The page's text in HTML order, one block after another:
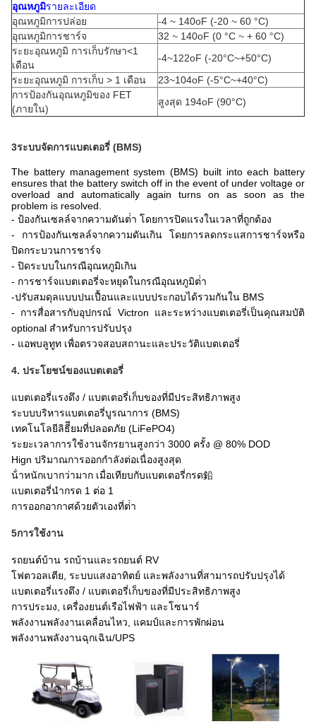
อุณหภูมิรายละเอียด
อุณหภูมิการปล่อย
-4 ~ 140oF (-20 ~ 60 °C)
อุณหภูมิการชาร์จ
32 ~ 140oF (0 °C ~ + 60 °C)
ระยะอุณหภูมิ การเก็บรักษา<1
เดือน
-4~122oF (-20°C~+50°C)
ระยะอุณหภูมิ การเก็บ > 1 เดือน
23~104oF (-5°C~+40°C)
การป้องกันอุณหภูมิของ FET
(ภายใน)
สูงสุด 194oF (90°C)
3ระบบจัดการแบตเตอรี่ (BMS)
The battery management system (BMS) built into each battery
ensures that the battery switch off in the event of under voltage or
overload and automatically again turns on as soon as the
problem is resolved.
- ป้องกันเซลล์จากความดันต่ํา โดยการปิดแรงในเวลาที่ถูกต้อง
- การป้องกันเซลล์จากความดันเกิน โดยการลดกระแสการชาร์จหรือ
ปิดกระบวนการชาร์จ
- ปิดระบบในกรณีอุณหภูมิเกิน
- การชาร์จแบตเตอรี่จะหยุดในกรณีอุณหภูมิต่ํา
-ปรับสมดุลแบบปนเปื้อนและแบบประกอบได้รวมกันใน BMS
- การสื่อสารกับอุปกรณ์ Victron และระหว่างแบตเตอรี่เป็นคุณสมบัติ
optional สําหรับการปรับปรุง
- แอพบลูทูท เพื่อตรวจสอบสถานะและประวัติแบตเตอรี่
4. ประโยชน์ของแบตเตอรี่
แบตเตอรี่แรงดึง / แบตเตอรี่เก็บของที่มีประสิทธิภาพสูง
ระบบบริหารแบตเตอรี่บูรณาการ (BMS)
เทคโนโลยีลิธีียมที่ปลอดภัย (LiFePO4)
ระยะเวลาการใช้งานจักรยานสูงกว่า 3000 ครั้ง @ 80% DOD
Hign ปริมาณการออกกําลังต่อเนื่องสูงสุด
น้ําหนักเบากว่ามาก เมื่อเทียบกับแบตเตอรี่กรด鉛
แบตเตอรี่นํากรด 1 ต่อ 1
การออกอากาศด้วยตัวเองที่ต่ํา
5การใช้งาน
รถยนต์บ้าน รถบ้านและรถยนต์ RV
โฟตวอลเตีย, ระบบแสงอาทิตย์ และพลังงานที่สามารถปรับปรุงได้
แบตเตอรี่แรงดึง / แบตเตอรี่เก็บของที่มีประสิทธิภาพสูง
การประมง, เครื่องยนต์เรือไฟฟ้า และโซนาร์
พลังงานพลังงานเคลื่อนไหว, แคมป์และการพักผ่อน
พลังงานพลังงานฉุกเฉิน/UPS